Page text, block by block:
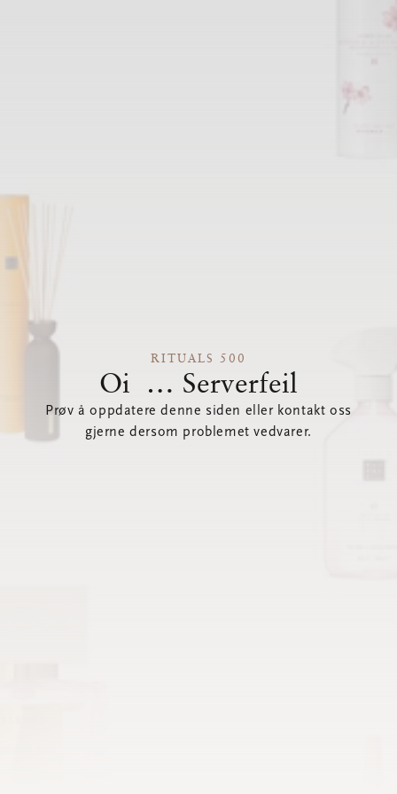
RITUALS 500
Oi … Serverfeil
Prøv å oppdatere denne siden eller kontakt oss
gjerne dersom problemet vedvarer.